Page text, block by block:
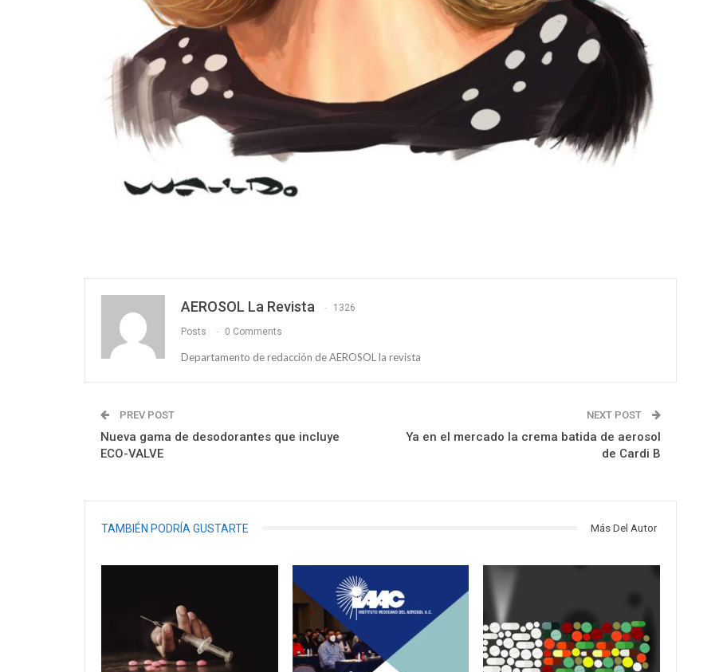
AEROSOL La Revista 1326
Posts 0 Comments
Departamento de redacción de AEROSOL la revista
PREV POST
Nueva gama de desodorantes que incluye
ECO-VALVE
NEXT POST
Ya en el mercado la crema batida de aerosol
de Cardi B
TAMBIÉN PODRÍA GUSTARTE Más Del Autor